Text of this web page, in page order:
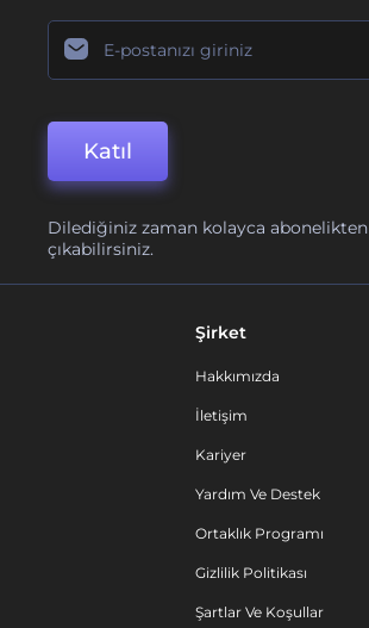
Katıl
Dilediğiniz zaman kolayca abonelikten
çıkabilirsiniz.
Şirket
Hakkımızda
İletişim
Kariyer
Yardım Ve Destek
Ortaklık Programı
Gizlilik Politikası
Şartlar Ve Koşullar